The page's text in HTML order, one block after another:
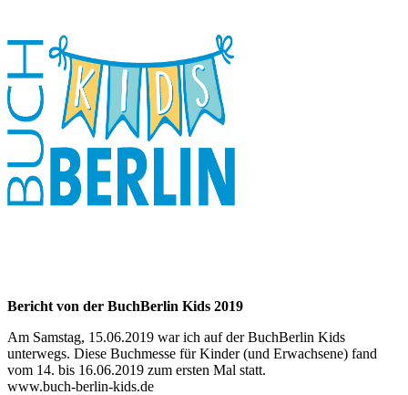
Bericht von der BuchBerlin Kids 2019
Am Samstag, 15.06.2019 war ich auf der BuchBerlin Kids
unterwegs. Diese Buchmesse für Kinder (und Erwachsene) fand
vom 14. bis 16.06.2019 zum ersten Mal statt.
www.buch-berlin-kids.de